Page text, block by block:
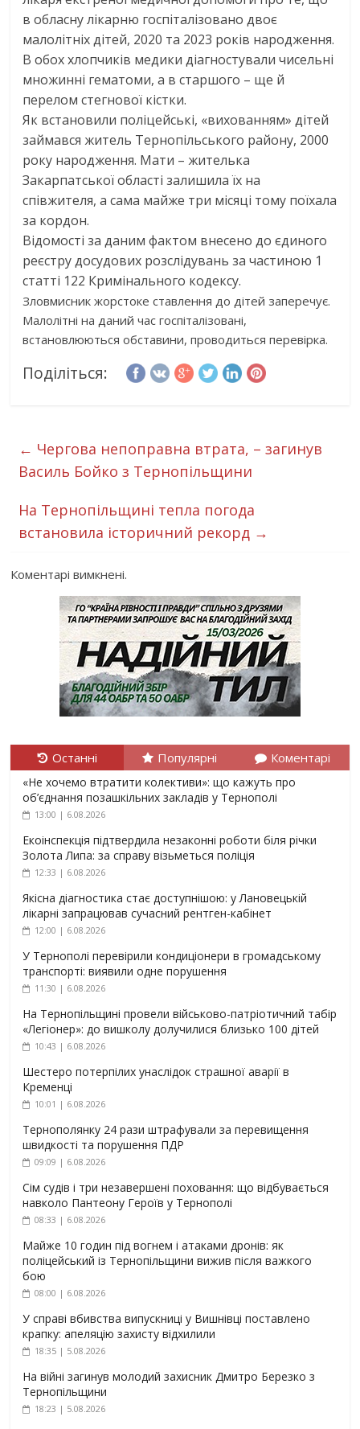
в обласну лікарню госпіталізовано двоє
малолітніх дітей, 2020 та 2023 років народження.
В обох хлопчиків медики діагностували чисельні
множинні гематоми, а в старшого – ще й
перелом стегнової кістки.
Як встановили поліцейські, «вихованням» дітей
займався житель Тернопільського району, 2000
року народження. Мати – жителька
Закарпатської області залишила їх на
співжителя, а сама майже три місяці тому поїхала
за кордон.
Відомості за даним фактом внесено до єдиного
реєстру досудових розслідувань за частиною 1
статті 122 Кримінального кодексу.
Зловмисник жорстоке ставлення до дітей заперечує.
Малолітні на даний час госпіталізовані,
встановлюються обставини, проводиться перевірка.
Поділіться:
← Чергова непоправна втрата, – загинув
Василь Бойко з Тернопільщини
На Тернопільщині тепла погода
встановила історичний рекорд →
Коментарі вимкнені.
Останні Популярні Коментарі
«Не хочемо втратити колективи»: що кажуть про
об’єднання позашкільних закладів у Тернополі
13:00 | 6.08.2026
Екоінспекція підтвердила незаконні роботи біля річки
Золота Липа: за справу візьметься поліція
12:33 | 6.08.2026
Якісна діагностика стає доступнішою: у Лановецькій
лікарні запрацював сучасний рентген-кабінет
12:00 | 6.08.2026
У Тернополі перевірили кондиціонери в громадському
транспорті: виявили одне порушення
11:30 | 6.08.2026
На Тернопільщині провели військово-патріотичний табір
«Легіонер»: до вишколу долучилися близько 100 дітей
10:43 | 6.08.2026
Шестеро потерпілих унаслідок страшної аварії в
Кременці
10:01 | 6.08.2026
Тернополянку 24 рази штрафували за перевищення
швидкості та порушення ПДР
09:09 | 6.08.2026
Сім судів і три незавершені поховання: що відбувається
навколо Пантеону Героїв у Тернополі
08:33 | 6.08.2026
Майже 10 годин під вогнем і атаками дронів: як
поліцейський із Тернопільщини вижив після важкого
бою
08:00 | 6.08.2026
У справі вбивства випускниці у Вишнівці поставлено
крапку: апеляцію захисту відхилили
18:35 | 5.08.2026
На війні загинув молодий захисник Дмитро Березко з
Тернопільщини
18:23 | 5.08.2026